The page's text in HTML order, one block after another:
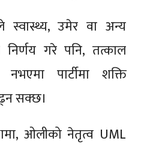
स्वास्थ्य, उमेर वा अन्य
गरे पनि, तत्काल
पार्टीमा शक्ति
सक्छ।
ओलीको नेतृत्व UML